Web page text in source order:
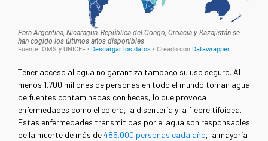
Tener acceso al agua no garantiza tampoco su uso seguro. Al
menos 1.700 millones de personas en todo el mundo toman agua
de fuentes contaminadas con heces, lo que provoca
enfermedades como el cólera, la disentería y la fiebre tifoidea.
Estas enfermedades transmitidas por el agua son responsables
de la muerte de más de485.000 personas cada año, la mayoría